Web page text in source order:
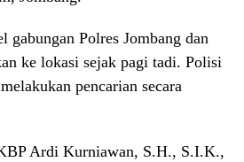
gabungan Polres Jombang dan
ke lokasi sejak pagi tadi. Polisi
pencarian secara
Ardi Kurniawan, S.H., S.I.K.,